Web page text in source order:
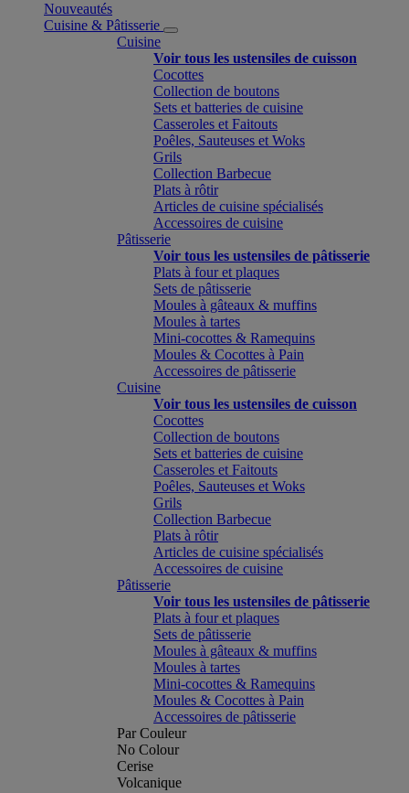
Nouveautés
Cuisine & Pâtisserie
Cuisine
Voir tous les ustensiles de cuisson
Cocottes
Collection de boutons
Sets et batteries de cuisine
Casseroles et Faitouts
Poêles, Sauteuses et Woks
Grils
Collection Barbecue
Plats à rôtir
Articles de cuisine spécialisés
Accessoires de cuisine
Pâtisserie
Voir tous les ustensiles de pâtisserie
Plats à four et plaques
Sets de pâtisserie
Moules à gâteaux & muffins
Moules à tartes
Mini-cocottes & Ramequins
Moules & Cocottes à Pain
Accessoires de pâtisserie
Cuisine
Voir tous les ustensiles de cuisson
Cocottes
Collection de boutons
Sets et batteries de cuisine
Casseroles et Faitouts
Poêles, Sauteuses et Woks
Grils
Collection Barbecue
Plats à rôtir
Articles de cuisine spécialisés
Accessoires de cuisine
Pâtisserie
Voir tous les ustensiles de pâtisserie
Plats à four et plaques
Sets de pâtisserie
Moules à gâteaux & muffins
Moules à tartes
Mini-cocottes & Ramequins
Moules & Cocottes à Pain
Accessoires de pâtisserie
Par Couleur
No Colour
Cerise
Volcanique